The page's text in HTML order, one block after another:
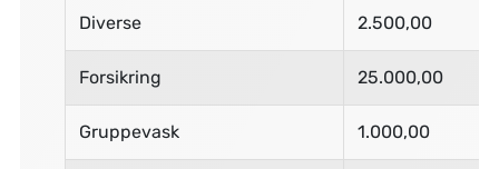
Diverse 2.500,00
Forsikring 25.000,00
Gruppevask 1.000,00